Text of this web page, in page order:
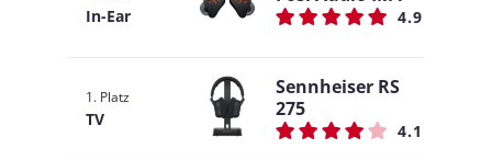
In-Ear 4.9
1. Platz
TV
Sennheiser RS
275
4.1